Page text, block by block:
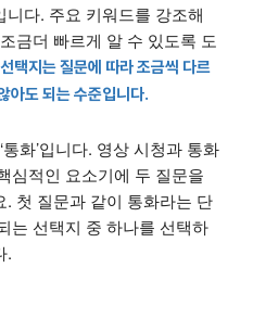
다. 주요 키워드를 강조해
금더 빠르게 알 수 있도록 도
선택지는 질문에 따라 조금씩 다르
아도 되는 수준입니다.
화’입니다. 영상 시청과 통화
심적인 요소기에 두 질문을
첫 질문과 같이 통화라는 단
는 선택지 중 하나를 선택하
.